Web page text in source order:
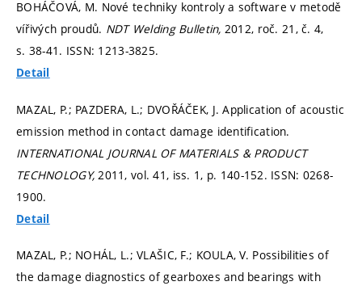
BOHÁČOVÁ, M. Nové techniky kontroly a software v metodě
vířivých proudů. NDT Welding Bulletin, 2012, roč. 21, č. 4,
s. 38-41. ISSN: 1213-3825.
Detail
MAZAL, P.; PAZDERA, L.; DVOŘÁČEK, J. Application of acoustic
emission method in contact damage identification.
INTERNATIONAL JOURNAL OF MATERIALS & PRODUCT
TECHNOLOGY, 2011, vol. 41, iss. 1, p. 140-152. ISSN: 0268-
1900.
Detail
MAZAL, P.; NOHÁL, L.; VLAŠIC, F.; KOULA, V. Possibilities of
the damage diagnostics of gearboxes and bearings with